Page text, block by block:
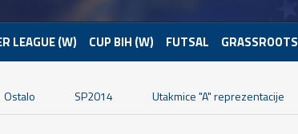
LEAGUE (W) CUP BIH (W) FUTSAL GRASSROOTS
Ostalo SP2014 Utakmice "A" reprezentacije